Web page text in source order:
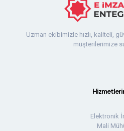
Uzman ekibimizle hızlı, kaliteli,
müşterilerimize
Elektronik
Mali